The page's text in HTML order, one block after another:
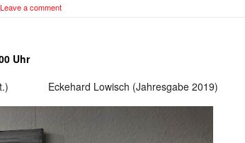
Leave a comment
Uhr
Eckehard Lowisch (Jahresgabe 2019)